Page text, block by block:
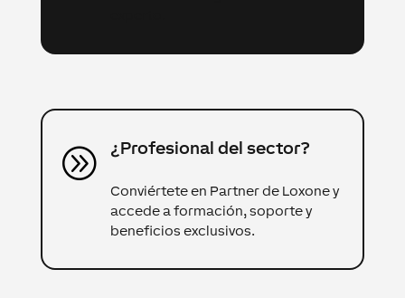
A ¿Profesional del sector?
Conviértete en Partner de Loxone y
accede a formación, soporte y
beneficios exclusivos.